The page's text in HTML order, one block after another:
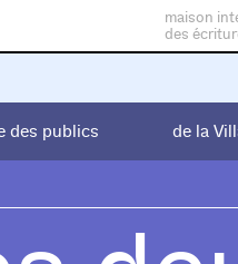
maison
des
des publics de la
des publics de la